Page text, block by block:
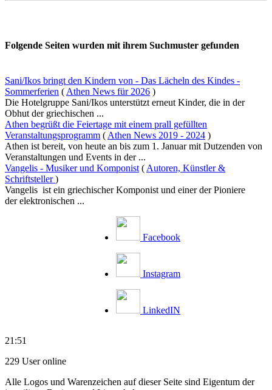
Folgende Seiten wurden mit ihrem Suchmuster gefunden
Sani/Ikos bringt den Kindern von - Das Lächeln des Kindes -
Sommerferien ( Athen News für 2026 )
Die Hotelgruppe Sani/Ikos unterstützt erneut Kinder, die in der
Obhut der griechischen ...
Athen begrüßt die Feiertage mit einem prall gefüllten
Veranstaltungsprogramm ( Athen News 2019 - 2024 )
Athen ist bereit, von heute an bis zum 1. Januar mit Dutzenden von
Veranstaltungen und Events in der ...
Vangelis - Musiker und Komponist ( Autoren, Künstler &
Schriftsteller)
Vangelis ist ein griechischer Komponist und einer der Pioniere
der elektronischen ...
Facebook
Instagram
LinkedIN
21:51
229 User online
Alle Logos und Warenzeichen auf dieser Seite sind Eigentum der